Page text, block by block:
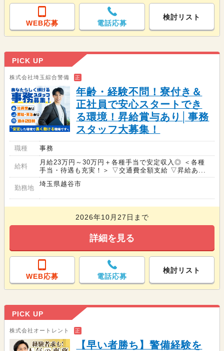
WEB応募 電話応募
検討リスト
PICK UP
株式会社埼玉綜合警備 正
年齢・経験不問！寮付き＆
正社員で安心スタートでき
る環境！昇給賞与あり│事務
スタッフ大募集！
職種 事務
給料
月給23万円～30万円＋各種手当で安定収入◎ ＜各種
手当・待遇も充実！＞ ▽交通費全額支給 ▽昇給あ...
勤務地
埼玉県越谷市
2026年10月27日まで
詳細を見る
WEB応募 電話応募
検討リスト
PICK UP
株式会社オートレント 正
【早い者勝ち】警備経験を